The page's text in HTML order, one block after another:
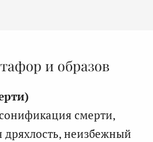
и образов
смерти,
неизбежный